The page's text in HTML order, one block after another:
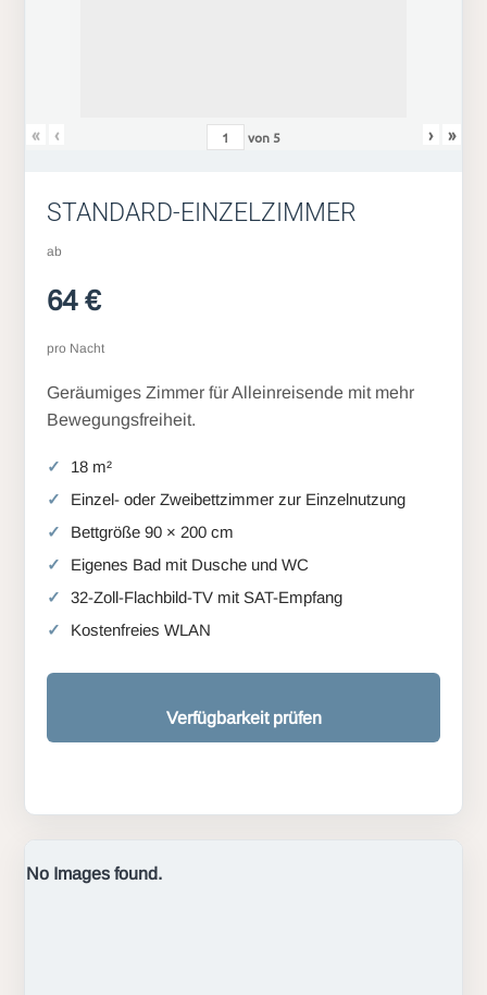
« ‹ von 5 › »
STANDARD-EINZELZIMMER
ab
64 €
pro Nacht
Geräumiges Zimmer für Alleinreisende mit mehr
Bewegungsfreiheit.
18 m²
Einzel- oder Zweibettzimmer zur Einzelnutzung
Bettgröße 90 × 200 cm
Eigenes Bad mit Dusche und WC
32-Zoll-Flachbild-TV mit SAT-Empfang
Kostenfreies WLAN
Verfügbarkeit prüfen
No Images found.